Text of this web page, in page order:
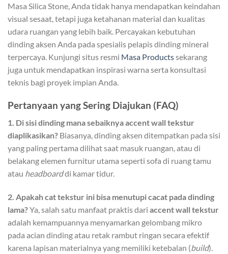
Masa Silica Stone, Anda tidak hanya mendapatkan keindahan
visual sesaat, tetapi juga ketahanan material dan kualitas
udara ruangan yang lebih baik. Percayakan kebutuhan
dinding aksen Anda pada spesialis pelapis dinding mineral
terpercaya. Kunjungi situs resmi Masa Productssekarang
juga untuk mendapatkan inspirasi warna serta konsultasi
teknis bagi proyek impian Anda.
Pertanyaan yang Sering Diajukan (FAQ)
1. Di sisi dinding mana sebaiknya accent wall tekstur
diaplikasikan? Biasanya, dinding aksen ditempatkan pada sisi
yang paling pertama dilihat saat masuk ruangan, atau di
belakang elemen furnitur utama seperti sofa di ruang tamu
atau headboarddi kamar tidur.
2. Apakah cat tekstur ini bisa menutupi cacat pada dinding
lama?Ya, salah satu manfaat praktis dari accent wall tekstur
adalah kemampuannya menyamarkan gelombang mikro
pada acian dinding atau retak rambut ringan secara efektif
karena lapisan materialnya yang memiliki ketebalan (build).